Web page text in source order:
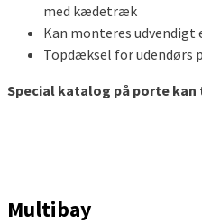
med kædetræk
Kan monteres udvendigt
Topdæksel for udendørs
Special katalog på porte kan
Multibay